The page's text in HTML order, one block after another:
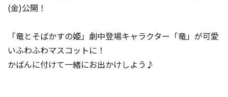
(金)公開！
「竜とそばかすの姫」劇中登場キャラクター「竜」が可愛
いふわふわマスコットに！
かばんに付けて一緒にお出かけしよう♪